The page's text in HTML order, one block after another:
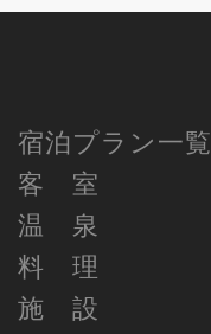
宿泊プラン一覧
客 室
温 泉
料 理
施 設